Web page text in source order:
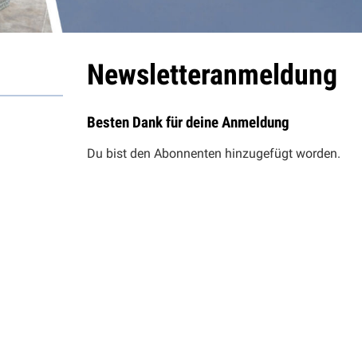
Newsletteranmeldung
Besten Dank für deine Anmeldung
Du bist den Abonnenten hinzugefügt worden.